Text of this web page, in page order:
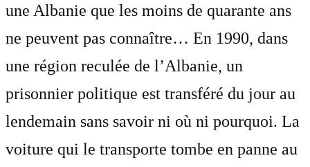
une Albanie que les moins de quarante ans
ne peuvent pas connaître… En 1990, dans
une région reculée de l’Albanie, un
prisonnier politique est transféré du jour au
lendemain sans savoir ni où ni pourquoi. La
voiture qui le transporte tombe en panne au